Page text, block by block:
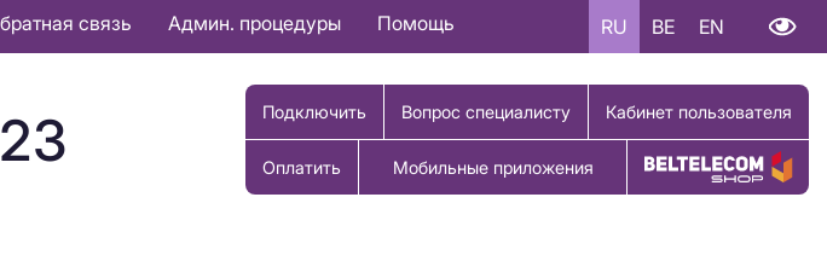
связь Админ. процедуры Помощь RU BE EN
Подключить Вопрос специалисту Кабинет пользователя
Оплатить Мобильные приложения Купить товар